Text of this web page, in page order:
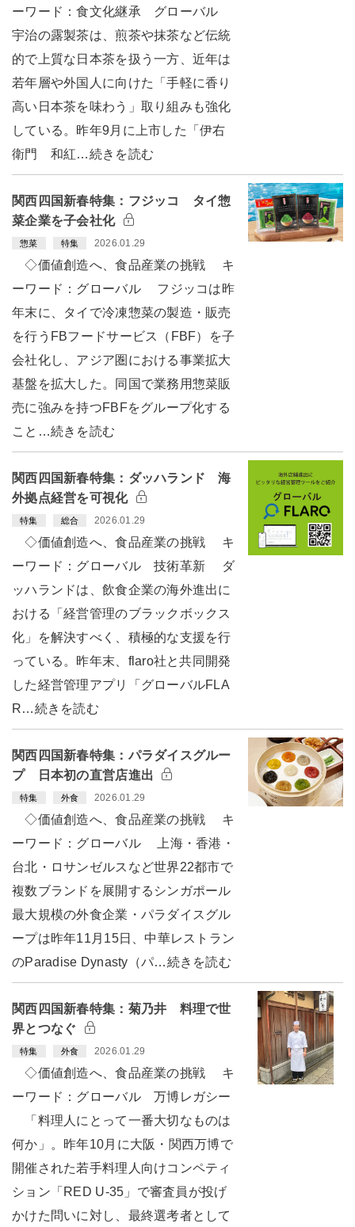
ーワード：食文化継承 グローバル
宇治の露製茶は、煎茶や抹茶など伝統
的で上質な日本茶を扱う一方、近年は
若年層や外国人に向けた「手軽に香り
高い日本茶を味わう」取り組みも強化
している。昨年9月に上市した「伊右
衛門 和紅…続きを読む
関西四国新春特集：フジッコ タイ惣
菜企業を子会社化
惣菜 特集 2026.01.29
◇価値創造へ、食品産業の挑戦 キ
ーワード：グローバル フジッコは昨
年末に、タイで冷凍惣菜の製造・販売
を行うFBフードサービス（FBF）を子
会社化し、アジア圏における事業拡大
基盤を拡大した。同国で業務用惣菜販
売に強みを持つFBFをグループ化する
こと…続きを読む
関西四国新春特集：ダッハランド 海
外拠点経営を可視化
特集 総合 2026.01.29
◇価値創造へ、食品産業の挑戦 キ
ーワード：グローバル 技術革新 ダ
ッハランドは、飲食企業の海外進出に
おける「経営管理のブラックボックス
化」を解決すべく、積極的な支援を行
っている。昨年末、flaro社と共同開発
した経営管理アプリ「グローバルFLA
R…続きを読む
関西四国新春特集：パラダイスグルー
プ 日本初の直営店進出
特集 外食 2026.01.29
◇価値創造へ、食品産業の挑戦 キ
ーワード：グローバル 上海・香港・
台北・ロサンゼルスなど世界22都市で
複数ブランドを展開するシンガポール
最大規模の外食企業・パラダイスグル
ープは昨年11月15日、中華レストラン
のParadise Dynasty（パ…続きを読む
関西四国新春特集：菊乃井 料理で世
界とつなぐ
特集 外食 2026.01.29
◇価値創造へ、食品産業の挑戦 キ
ーワード：グローバル 万博レガシー
「料理人にとって一番大切なものは
何か」。昨年10月に大阪・関西万博で
開催された若手料理人向けコンペティ
ション「RED U-35」で審査員が投げ
かけた問いに対し、最終選考者として